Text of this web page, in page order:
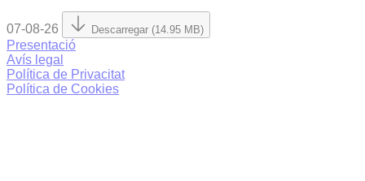
07-08-26 Descarregar (14.95 MB)
Presentació
Avís legal
Política de Privacitat
Política de Cookies